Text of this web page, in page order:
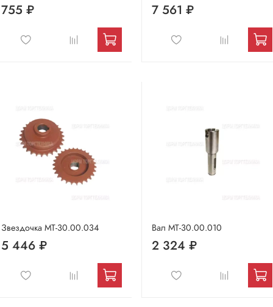
755 ₽ 7 561 ₽
Звездочка МТ-30.00.034
5 446 ₽
Вал МТ-30.00.010
2 324 ₽